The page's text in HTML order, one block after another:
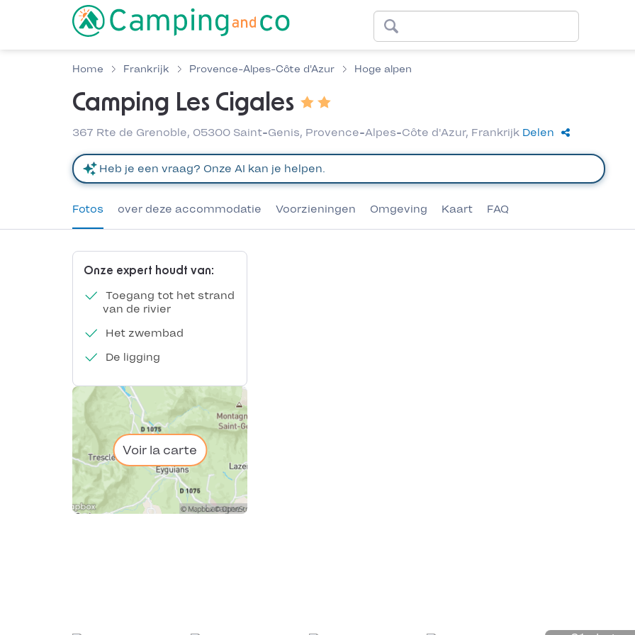
Home Frankrijk Provence-Alpes-Côte d'Azur Hoge alpen
Camping Les Cigales
367 Rte de Grenoble, 05300 Saint-Genis, Provence-Alpes-Côte d'Azur, Frankrijk Delen
Fotos over deze accommodatie Voorzieningen Omgeving Kaart FAQ
Onze expert houdt van:
Toegang tot het strand
van de rivier
Het zwembad
De ligging
Voir la carte